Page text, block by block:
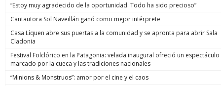
“Estoy muy agradecido de la oportunidad. Todo ha sido precioso”
Cantautora Sol Naveillán ganó como mejor intérprete
Casa Líquen abre sus puertas a la comunidad y se apronta para abrir Sala
Cladonia
Festival Folclórico en la Patagonia: velada inaugural ofreció un espectáculo
marcado por la cueca y las tradiciones nacionales
“Minions & Monstruos”: amor por el cine y el caos